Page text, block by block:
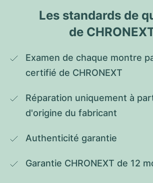
Les standards de
de
Examen de chaque montre
certifié de CHRONEXT
Réparation uniquement à
d'origine du fabricant
Authenticité garantie
Garantie CHRONEXT de 12